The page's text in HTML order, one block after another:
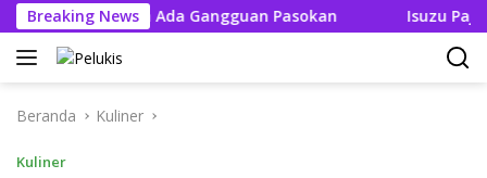
Langsung
ke
konten
Breaking News
Tak Boleh Ada Gangguan Pasokan Isuzu Pajang
Beranda Kuliner
Kuliner